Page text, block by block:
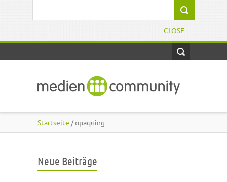
CLOSE
Startseite / opaquing
Neue Beiträge